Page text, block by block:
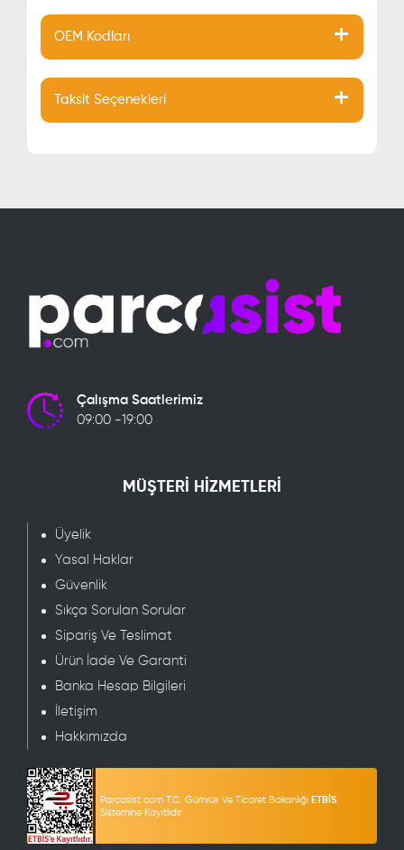
OEM Kodları
Taksit Seçenekleri
Çalışma Saatlerimiz
09:00 -19:00
MÜŞTERİ HİZMETLERİ
Üyelik
Yasal Haklar
Güvenlik
Sıkça Sorulan Sorular
Sipariş Ve Teslimat
Ürün İade Ve Garanti
Banka Hesap Bilgileri
İletişim
Hakkımızda
Parcasist.com T.C. Gümrük Ve Ticaret Bakanlığı ETBİS
Sistemine Kayıtlıdır